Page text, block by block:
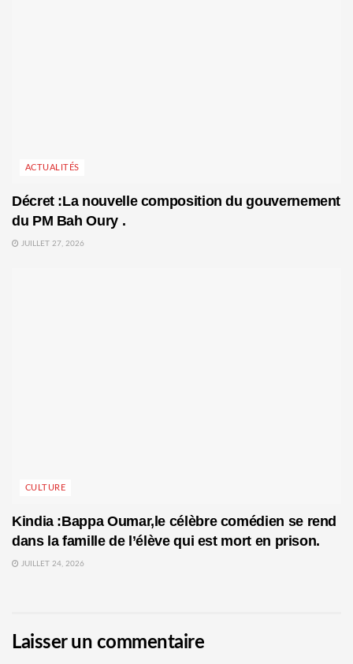
ACTUALITÉS
Décret :La nouvelle composition du gouvernement
du PM Bah Oury .
JUILLET 27, 2026
CULTURE
Kindia :Bappa Oumar,le célèbre comédien se rend
dans la famille de l’élève qui est mort en prison.
JUILLET 24, 2026
Laisser un commentaire